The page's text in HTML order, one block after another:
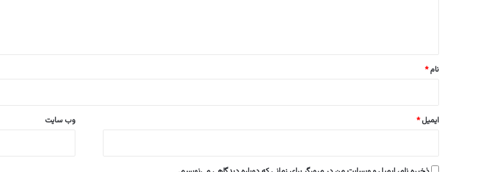
نام*
ایمیل* وب‌ سایت